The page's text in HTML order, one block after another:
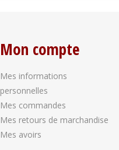
Mon compte
Mes informations
personnelles
Mes commandes
Mes retours de marchandise
Mes avoirs